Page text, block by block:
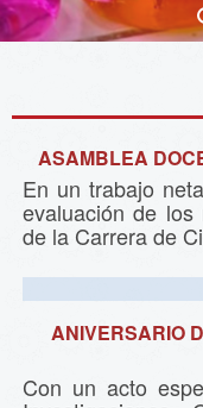
ASAMBLEA
En un trabajo
evaluación de los
de la Carrera de
ANIVERSARIO
Con un acto